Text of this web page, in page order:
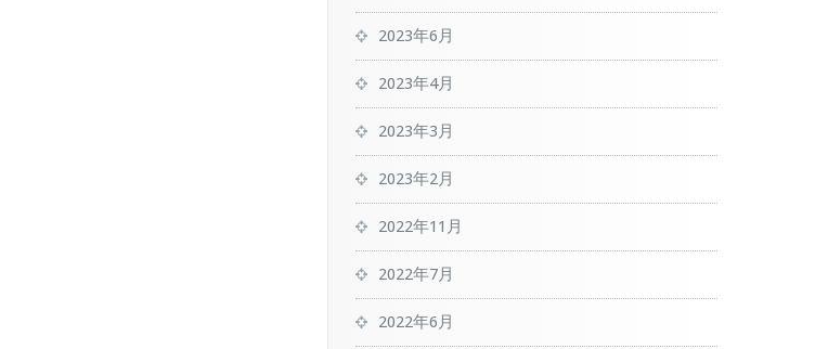
2023年6月
2023年4月
2023年3月
2023年2月
2022年11月
2022年7月
2022年6月